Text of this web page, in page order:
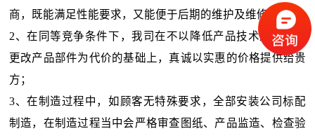
商，既能满足性能要求，又能便于后期的维护及维修；
2、在同等竞争条件下，我司在不以降低产品技术及性能、
更改产品部件为代价的基础上，真诚以实惠的价格提供给贵
方；
3、在制造过程中，如顾客无特殊要求，全部安装公司标配
制造，在制造过程当中会严格审查图纸、产品监造、检查验